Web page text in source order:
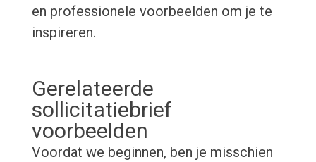
en professionele voorbeelden om je te
inspireren.
Gerelateerde
sollicitatiebrief
voorbeelden
Voordat we beginnen, ben je misschien